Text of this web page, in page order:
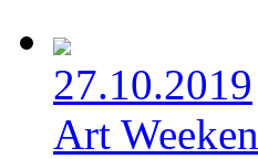
27.10.2019
Art